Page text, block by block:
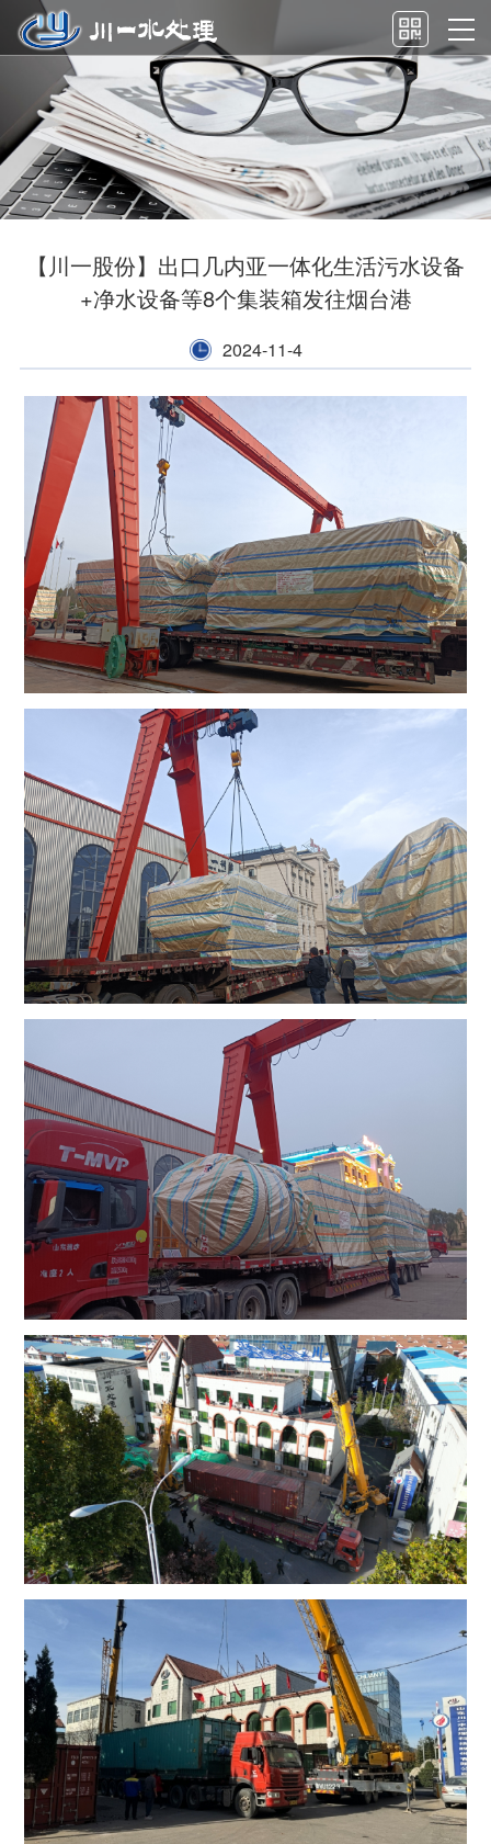
【川一股份】出口几内亚一体化生活污水设备
+净水设备等8个集装箱发往烟台港
2024-11-4